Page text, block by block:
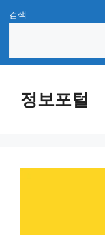
Skip
content
검색
정보포털